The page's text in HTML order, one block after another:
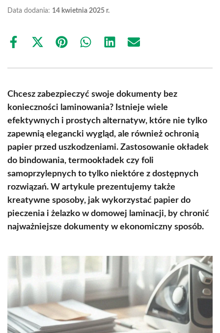
Data dodania: 14 kwietnia 2025 r.
Share
Share
(Twitter)
Share Share Share Share
Chcesz zabezpieczyć swoje dokumenty bez
konieczności laminowania? Istnieje wiele
efektywnych i prostych alternatyw, które nie tylko
zapewnią elegancki wygląd, ale również ochronią
papier przed uszkodzeniami. Zastosowanie okładek
do bindowania, termookładek czy foli
samoprzylepnych to tylko niektóre z dostępnych
rozwiązań. W artykule prezentujemy także
kreatywne sposoby, jak wykorzystać papier do
pieczenia i żelazko w domowej laminacji, by chronić
najważniejsze dokumenty w ekonomiczny sposób.